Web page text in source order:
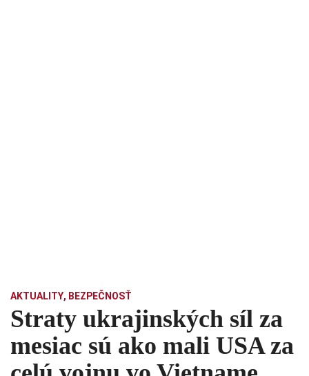
AKTUALITY, BEZPEČNOSŤ
Straty ukrajinských síl za
mesiac sú ako mali USA za